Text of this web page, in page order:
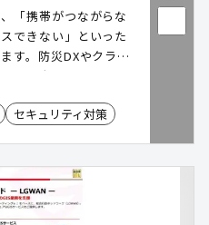
「携帯がつながらな
できない」といった
す。防災DXやクラウ
の停止は行政サービ
す可能性がありま
3大キャリア回線を
備え"として活用で
害・通信障害事例を
信BCP対策や通信冗
セキュリティ対策